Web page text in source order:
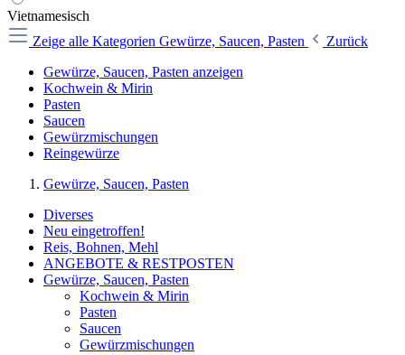
Vietnamesisch
Zeige alle Kategorien Gewürze, Saucen, Pasten
Zurück
Gewürze, Saucen, Pasten anzeigen
Kochwein & Mirin
Pasten
Saucen
Gewürzmischungen
Reingewürze
Gewürze, Saucen, Pasten
Diverses
Neu eingetroffen!
Reis, Bohnen, Mehl
ANGEBOTE & RESTPOSTEN
Gewürze, Saucen, Pasten
Kochwein & Mirin
Pasten
Saucen
Gewürzmischungen